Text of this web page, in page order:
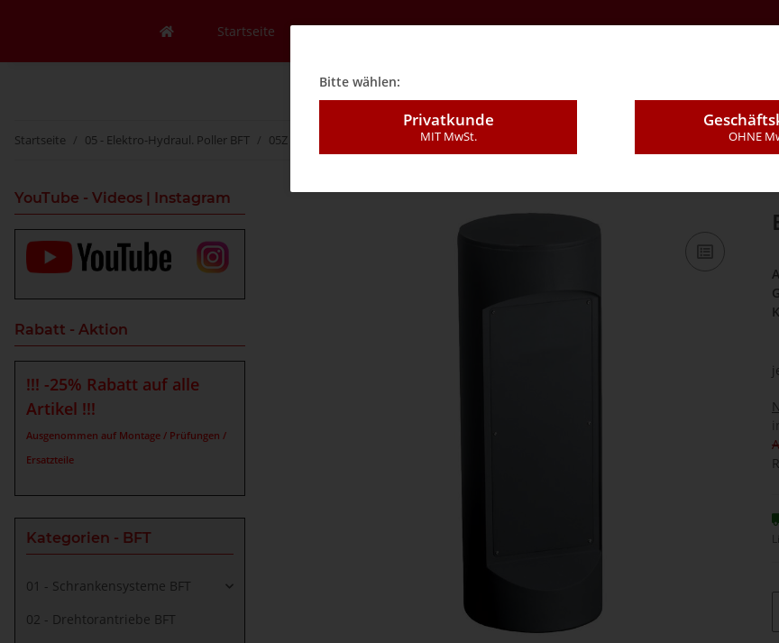
Startseite Mein Konto Kontakt Über Uns E-Mail
Startseite 05 - Elektro-Hydraul. Poller BFT 05Z - Zubehör 05ZC - Säulen, Standsäulen BFT TBA - unteres Standsäulenmodul
YouTube - Videos | Instagram
Rabatt - Aktion
!!! -25% Rabatt auf alle
Artikel !!!
Ausgenommen auf Montage / Prüfungen /
Ersatzteile
Kategorien - BFT
01 - Schrankensysteme BFT
02 - Drehtorantriebe BFT
Bitte wählen:
Privatkunde
MIT MwSt. OHNE